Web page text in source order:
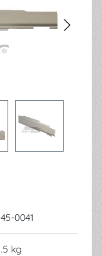
0041
kg